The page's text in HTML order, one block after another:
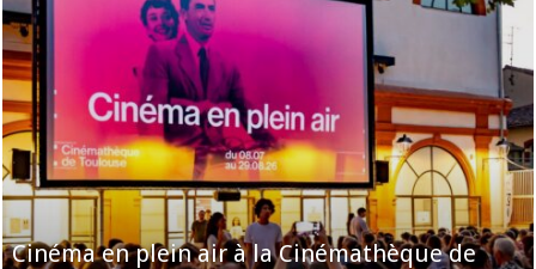
Cinéma en plein air à la Cinémathèque de